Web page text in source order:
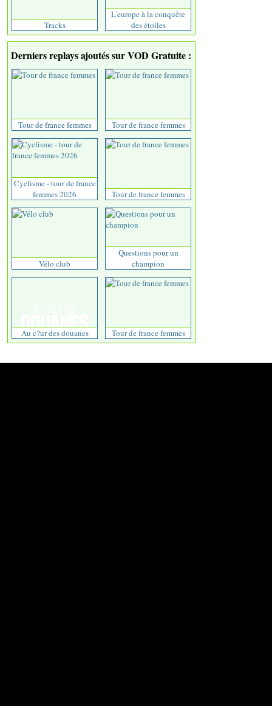
Tracks
L'europe à la conquête
des étoiles
Derniers replays ajoutés sur VOD Gratuite :
Tour de france femmes Tour de france femmes
Cyclisme - tour de france
femmes 2026
Tour de france femmes
Vélo club
Questions pour un
champion
Au c?ur des douanes Tour de france femmes